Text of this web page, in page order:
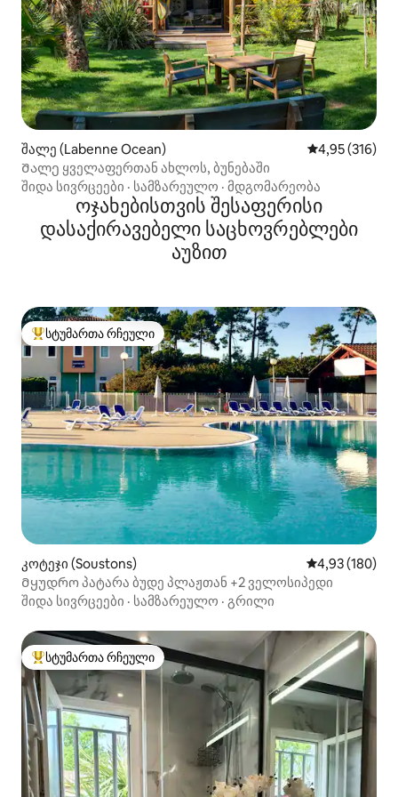
შალე (Labenne Ocean) საშუალო
4,95 (316)
Შალე ყველაფერთან ახლოს, ბუნებაში
შიდა სივრცეები · სამზარეულო · მდგომარეობა
ოჯახებისთვის შესაფერისი
დასაქირავებელი საცხოვრებლები
აუზით
სტუმართა რჩეული მოწინავე ვარიანტი
სტუმართა რჩეული
კოტეჯი (Soustons) საშუალო
4,93 (180)
Მყუდრო პატარა ბუდე პლაჟთან +2 ველოსიპედი
შიდა სივრცეები · სამზარეულო · გრილი
სტუმართა რჩეული მოწინავე ვარიანტი
სტუმართა რჩეული